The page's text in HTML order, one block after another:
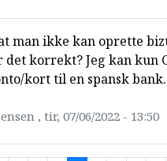
man ikke kan oprette
korrekt? Jeg kan kun
kort til en spansk
, tir, 07/06/2022 - 13:50